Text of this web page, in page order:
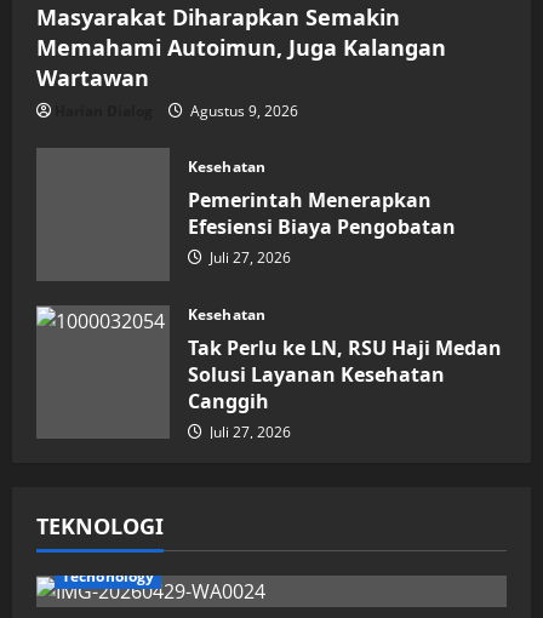
Masyarakat Diharapkan Semakin
Memahami Autoimun, Juga Kalangan
Wartawan
Agustus 9, 2026
Kesehatan
Pemerintah Menerapkan
Efesiensi Biaya Pengobatan
Juli 27, 2026
Kesehatan
Tak Perlu ke LN, RSU Haji Medan
Solusi Layanan Kesehatan
Canggih
Juli 27, 2026
TEKNOLOGI
Techonology